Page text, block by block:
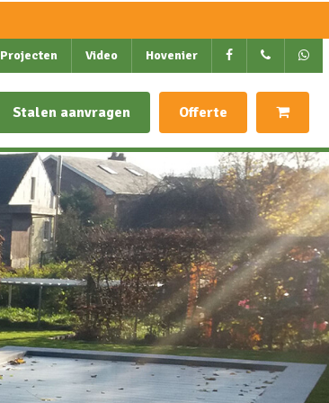
Projecten Video Hovenier
Stalen aanvragen Offerte